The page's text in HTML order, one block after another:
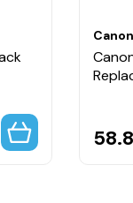
Canon